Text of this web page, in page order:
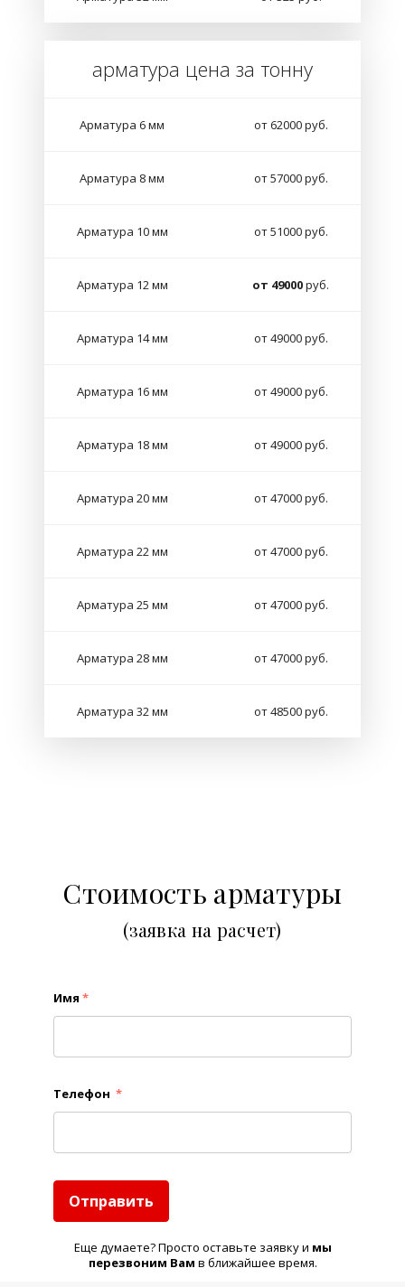
арматура цена за тонну
Арматура 6 мм от 62000 руб.
Арматура 8 мм от 57000 руб.
Арматура 10 мм от 51000 руб.
Арматура 12 мм от 49000руб.
Арматура 14 мм от 49000 руб.
Арматура 16 мм от 49000 руб.
Арматура 18 мм от 49000 руб.
Арматура 20 мм от 47000 руб.
Арматура 22 мм от 47000 руб.
Арматура 25 мм от 47000 руб.
Арматура 28 мм от 47000 руб.
Арматура 32 мм от 48500 руб.
Стоимость арматуры
(заявка на расчет)
Имя *
Телефон *
Отправить
Еще думаете? Просто оставьте заявку и мы
перезвоним Вам в ближайшее время.